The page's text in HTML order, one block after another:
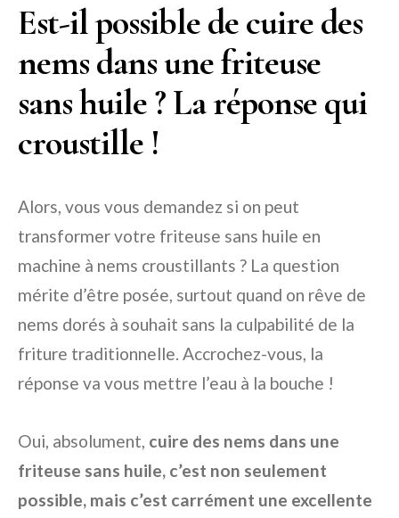
Est-il possible de cuire des
nems dans une friteuse
sans huile ? La réponse qui
croustille !
Alors, vous vous demandez si on peut
transformer votre friteuse sans huile en
machine à nems croustillants ? La question
mérite d’être posée, surtout quand on rêve de
nems dorés à souhait sans la culpabilité de la
friture traditionnelle. Accrochez-vous, la
réponse va vous mettre l’eau à la bouche !
Oui, absolument, cuire des nems dans une
friteuse sans huile, c’est non seulement
possible, mais c’est carrément une excellente